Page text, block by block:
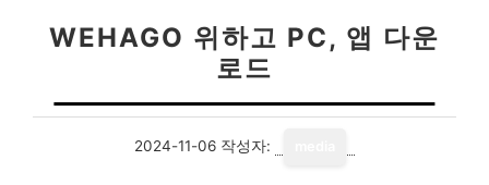
WEHAGO 위하고 PC, 앱 다운
로드
2024-11-06 작성자: